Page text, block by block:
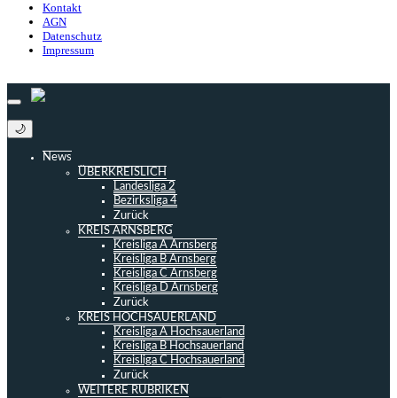
Kontakt
AGN
Datenschutz
Impressum
🌙
News
ÜBERKREISLICH
Landesliga 2
Bezirksliga 4
Zurück
KREIS ARNSBERG
Kreisliga A Arnsberg
Kreisliga B Arnsberg
Kreisliga C Arnsberg
Kreisliga D Arnsberg
Zurück
KREIS HOCHSAUERLAND
Kreisliga A Hochsauerland
Kreisliga B Hochsauerland
Kreisliga C Hochsauerland
Zurück
WEITERE RUBRIKEN